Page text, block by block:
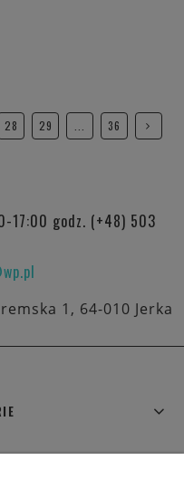
28 29 36
17:00 godz. (+48) 503
1, 64-010 Jerka